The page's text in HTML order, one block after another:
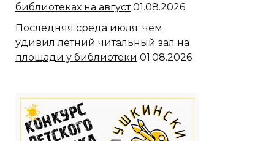
библиотеках на август 01.08.2026
Последняя среда июля: чем
удивил летний читальный зал на
площади у библиотеки 01.08.2026